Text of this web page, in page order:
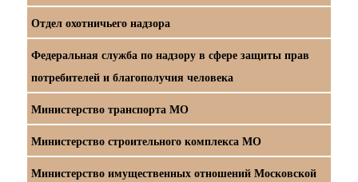
Отдел охотничьего надзора
Федеральная служба по надзору в сфере защиты прав
потребителей и благополучия человека
Министерство транспорта МО
Министерство строительного комплекса МО
Министерство имущественных отношений Московской